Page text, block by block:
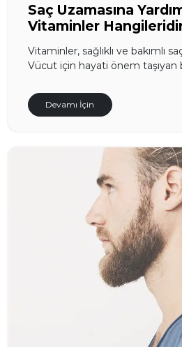
Saç Uzamasına
Vitaminler
Vitaminler, sağlıklı ve bakımlı
Vücut için hayati önem taşıyan
Devamı İçin